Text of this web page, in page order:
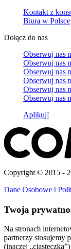
Kontakt z
Biura w Polsce
Dołącz do nas
Obserwuj nas
Obserwuj nas
Obserwuj nas
Obserwuj nas
Obserwuj nas
Obserwuj nas
Aplikuj!
Copyright © 2015 -
Dane Osobowe i
Twoja
Na stronach
partnerzy stosujemy
(inaczej